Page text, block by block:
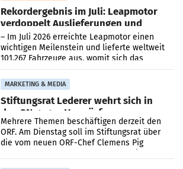
Rekordergebnis im Juli: Leapmotor
verdoppelt Auslieferungen und
überschreitet die 100.000er-Marke
– Im Juli 2026 erreichte Leapmotor einen
wichtigen Meilenstein und lieferte weltweit
101.267 Fahrzeuge aus, womit sich das
Ergebnis gegenüber Juli 2025 mehr als
verdoppelte (+102
MARKETING & MEDIA
Stiftungsrat Lederer wehrt sich in
den SN gegen Vorwürfe
Mehrere Themen beschäftigen derzeit den
ORF. Am Dienstag soll im Stiftungsrat über
die vom neuen ORF-Chef Clemens Pig